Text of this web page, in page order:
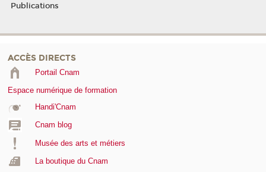
Publications
ACCÈS DIRECTS
Portail Cnam
Espace numérique de formation
Handi'Cnam
Cnam blog
Musée des arts et métiers
La boutique du Cnam